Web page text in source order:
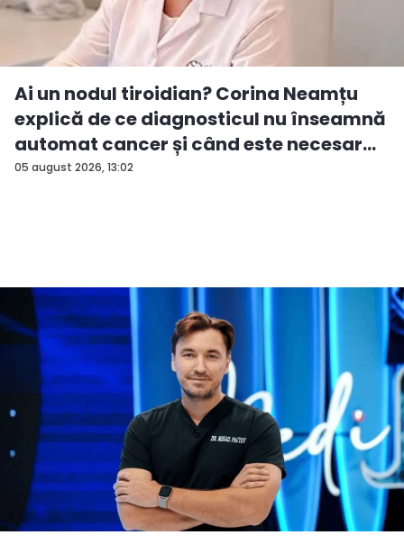
05 august 2026, 13:02
Ai un nodul tiroidian? Corina Neamțu
explică de ce diagnosticul nu înseamnă
automat cancer și când este necesar...